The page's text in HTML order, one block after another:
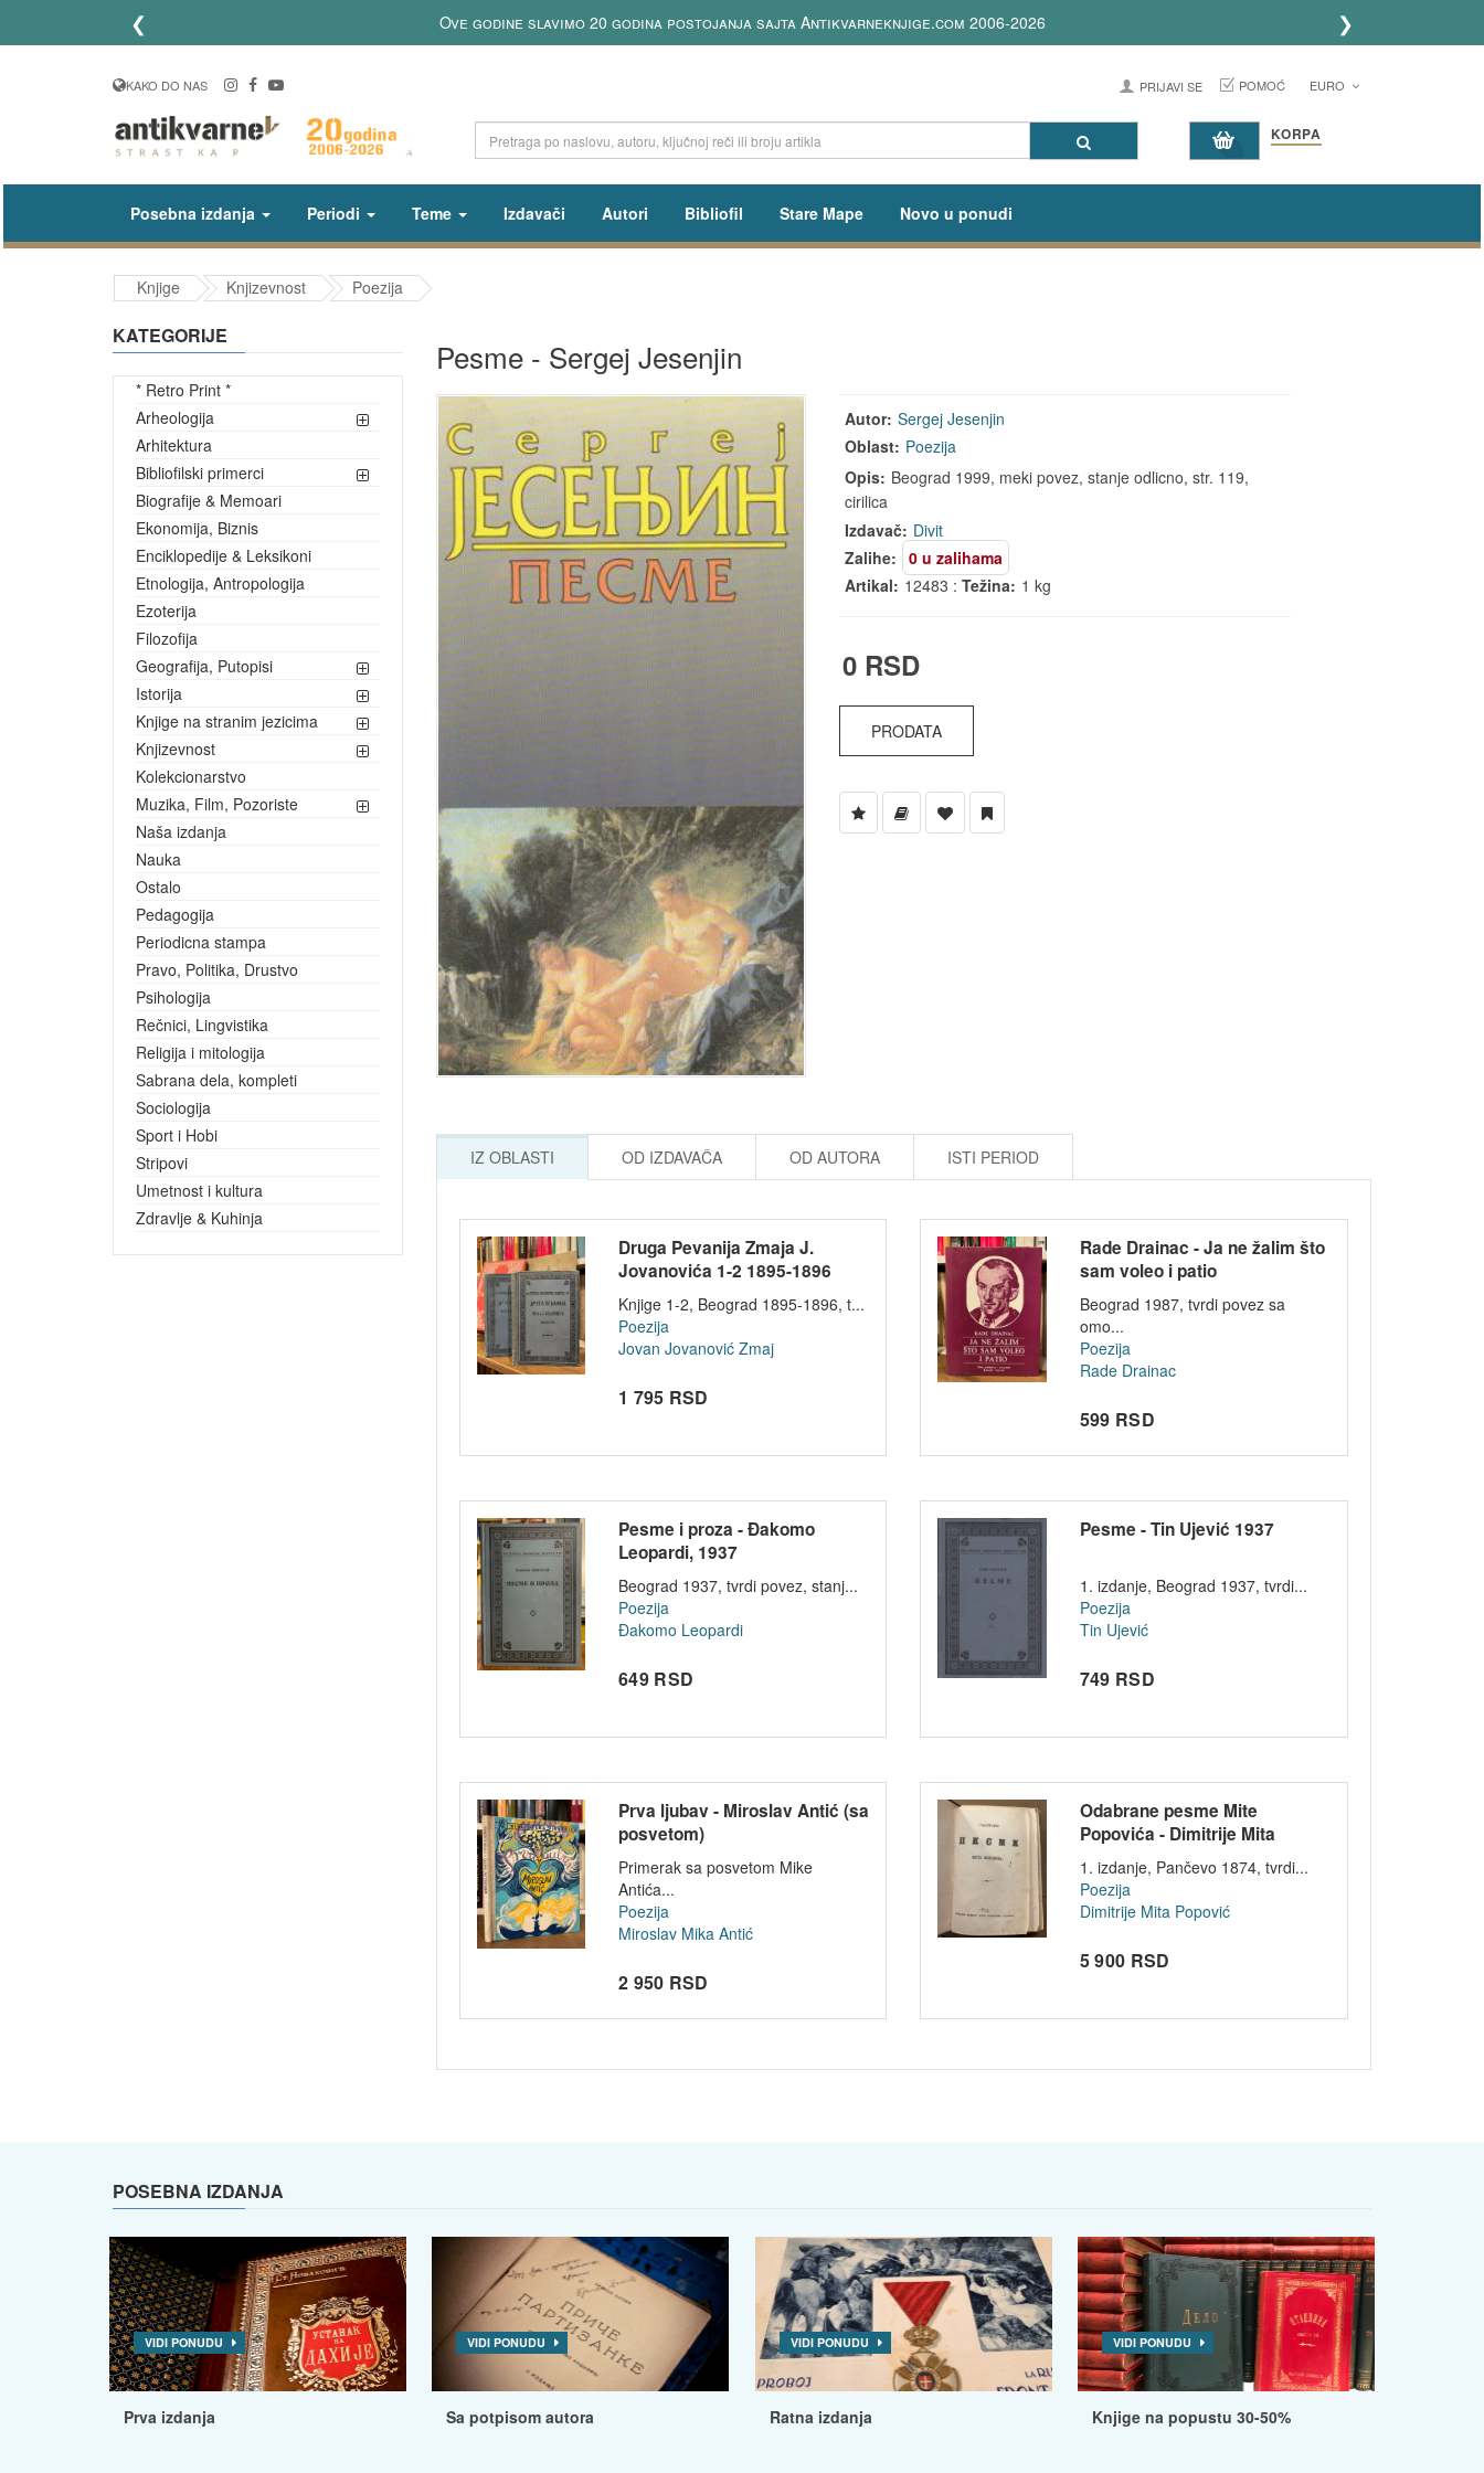
❮ Ove godine slavimo 20 godina postojanja sajta Antikvarneknjige.com 2006-2026 ❯
KAKO DO NAS PRIJAVI SE POMOĆ EURO
KORPA
Posebna izdanja Periodi Teme Izdavači Autori Bibliofil Stare Mape Novo u ponudi
Knjige Knjizevnost Poezija
KATEGORIJE
* Retro Print *
Arheologija
Arhitektura
Bibliofilski primerci
Biografije & Memoari
Ekonomija, Biznis
Enciklopedije & Leksikoni
Etnologija, Antropologija
Ezoterija
Filozofija
Geografija, Putopisi
Istorija
Knjige na stranim jezicima
Knjizevnost
Kolekcionarstvo
Muzika, Film, Pozoriste
Naša izdanja
Nauka
Ostalo
Pedagogija
Periodicna stampa
Pravo, Politika, Drustvo
Psihologija
Rečnici, Lingvistika
Religija i mitologija
Sabrana dela, kompleti
Sociologija
Sport i Hobi
Stripovi
Umetnost i kultura
Zdravlje & Kuhinja
Pesme - Sergej Jesenjin
Autor: Sergej Jesenjin
Oblast: Poezija
Opis: Beograd 1999, meki povez, stanje odlicno, str. 119,
cirilica
Izdavač: Divit
Zalihe:
0 u zalihama
Artikal: 12483 :Težina: 1 kg
0 RSD
PRODATA
IZ OBLASTI OD IZDAVAČA OD AUTORA ISTI PERIOD
Druga Pevanija Zmaja J.
Jovanovića 1-2 1895-1896
Knjige 1-2, Beograd 1895-1896, t...
Poezija
Jovan Jovanović Zmaj
1 795 RSD
Rade Drainac - Ja ne žalim što
sam voleo i patio
Beograd 1987, tvrdi povez sa
omo...
Poezija
Rade Drainac
599 RSD
Pesme i proza - Đakomo
Leopardi, 1937
Beograd 1937, tvrdi povez, stanj...
Poezija
Đakomo Leopardi
649 RSD
Pesme - Tin Ujević 1937
1. izdanje, Beograd 1937, tvrdi...
Poezija
Tin Ujević
749 RSD
Prva ljubav - Miroslav Antić (sa
posvetom)
Primerak sa posvetom Mike
Antića...
Poezija
Miroslav Mika Antić
2 950 RSD
Odabrane pesme Mite
Popovića - Dimitrije Mita
Popović 1874
1. izdanje, Pančevo 1874, tvrdi...
Poezija
Dimitrije Mita Popović
5 900 RSD
POSEBNA IZDANJA
VIDI PONUDU
Prva izdanja
VIDI PONUDU
Sa potpisom autora
VIDI PONUDU
Ratna izdanja
VIDI PONUDU
Knjige na popustu 30-50%